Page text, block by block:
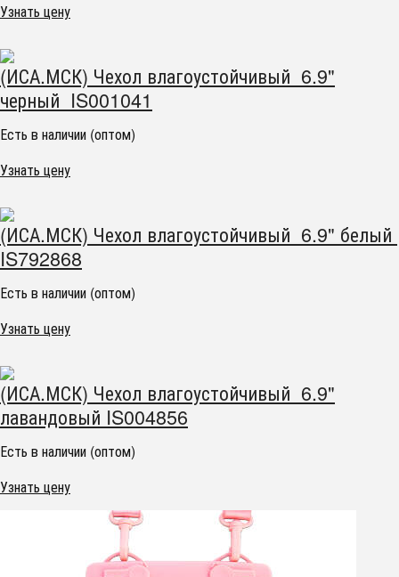
Узнать цену
(ИСА.МСК) Чехол влагоустойчивый 6.9"
черный IS001041
Есть в наличии (оптом)
Узнать цену
(ИСА.МСК) Чехол влагоустойчивый 6.9" белый
IS792868
Есть в наличии (оптом)
Узнать цену
(ИСА.МСК) Чехол влагоустойчивый 6.9"
лавандовый IS004856
Есть в наличии (оптом)
Узнать цену